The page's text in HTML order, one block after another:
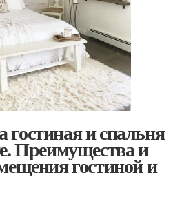
и спальня
Преимущества и
гостиной и